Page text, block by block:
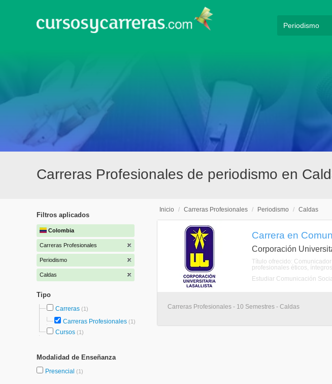
Carreras Profesionales de periodismo en
Filtros aplicados
Colombia
Carreras Profesionales
Periodismo
Caldas
Tipo
Carreras (1)
Carreras Profesionales (1)
Cursos (1)
Modalidad de Enseñanza
Presencial (1)
Inicio / Carreras Profesionales / Periodismo / Caldas
Carrera en
Corporación
Título ofrecido:
profesionales éticos,
Estudiar Comunicación
Carreras Profesionales - 10 Semestres - Caldas